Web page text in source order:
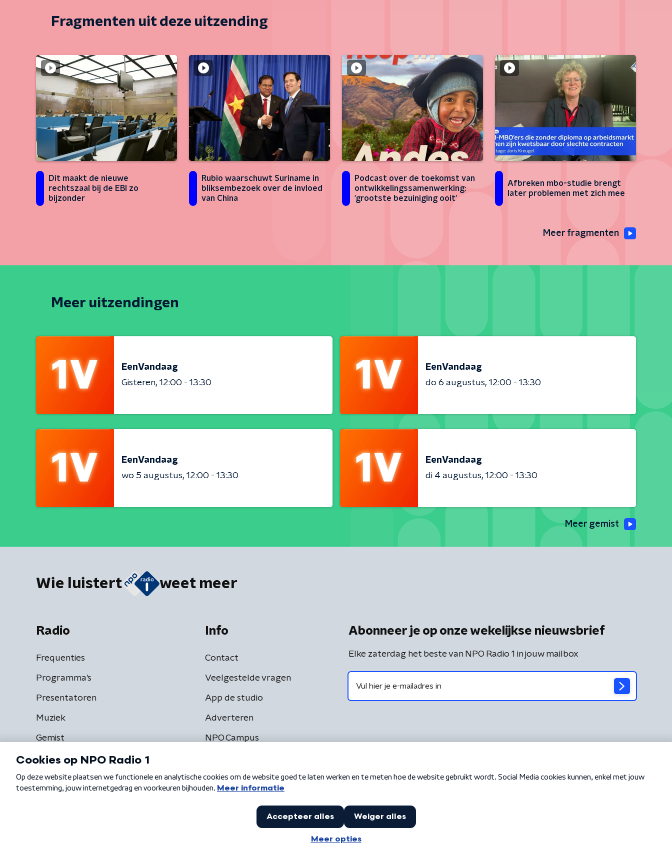
Fragmenten uit deze uitzending
Dit maakt de nieuwe
rechtszaal bij de EBI zo
bijzonder
Rubio waarschuwt Suriname in
bliksembezoek over de invloed
van China
Podcast over de toekomst van
ontwikkelingssamenwerking:
'grootste bezuiniging ooit'
Afbreken mbo-studie brengt
later problemen met zich mee
Meer fragmenten
Meer uitzendingen
EenVandaag
Gisteren 12:00 - 13:30
EenVandaag
do 6 augustus 12:00 - 13:30
EenVandaag
wo 5 augustus 12:00 - 13:30
EenVandaag
di 4 augustus 12:00 - 13:30
Meer gemist
Wie luistert weet meer
Radio
Frequenties
Programma's
Presentatoren
Muziek
Gemist
Info
Contact
Veelgestelde vragen
App de studio
Adverteren
NPO Campus
Abonneer je op onze wekelijkse nieuwsbrief
Elke zaterdag het beste van NPO Radio 1 in jouw mailbox
Algemene voorwaarden Privacybeleid